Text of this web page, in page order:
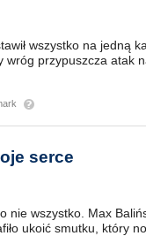
wszystko na jedną
wróg przypuszcza atak
serce
nie wszystko. Max
ukoić smutku, który